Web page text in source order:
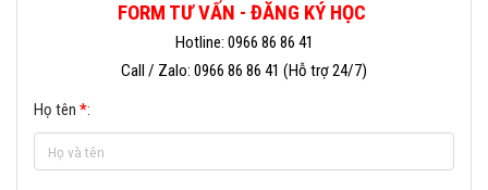
FORM TƯ VẤN - ĐĂNG KÝ HỌC
Hotline: 0966 86 86 41
Call / Zalo: 0966 86 86 41 (Hỗ trợ 24/7)
Họ tên *: